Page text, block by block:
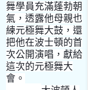
舞學員充滿蓬勃朝
氣，透露他母親也
練元極舞大鼓，還
把他在波士頓的首
次公開演唱，獻給
這次的元極舞大
會。